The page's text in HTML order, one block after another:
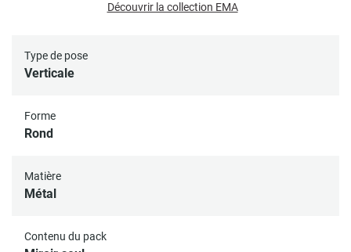
Type de pose
Verticale
Forme
Rond
Matière
Métal
Contenu du pack
Découvrir la collection EMA